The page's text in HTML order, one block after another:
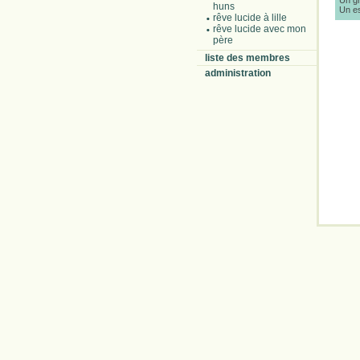
huns
rêve lucide à lille
rêve lucide avec mon
père
liste des membres
administration
Un